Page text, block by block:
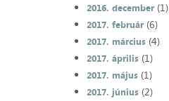
2016. december(1)
2017. február(6)
2017. március(4)
2017. április(1)
2017. május(1)
2017. június(2)